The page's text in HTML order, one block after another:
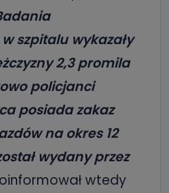
szpitalu wykazały
2,3 promila
policjanci
posiada zakaz
na okres 12
wydany przez
wtedy